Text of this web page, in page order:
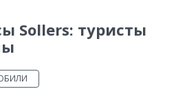
Sollers: туристы